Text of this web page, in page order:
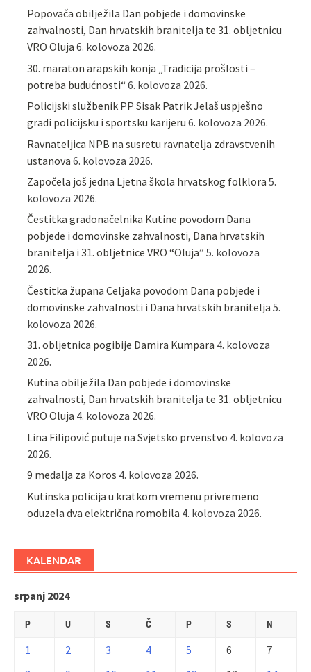
Popovača obilježila Dan pobjede i domovinske
zahvalnosti, Dan hrvatskih branitelja te 31. obljetnicu
VRO Oluja 6. kolovoza 2026.
30. maraton arapskih konja „Tradicija prošlosti –
potreba budućnosti“ 6. kolovoza 2026.
Policijski službenik PP Sisak Patrik Jelaš uspješno
gradi policijsku i sportsku karijeru 6. kolovoza 2026.
Ravnateljica NPB na susretu ravnatelja zdravstvenih
ustanova 6. kolovoza 2026.
Započela još jedna Ljetna škola hrvatskog folklora 5.
kolovoza 2026.
Čestitka gradonačelnika Kutine povodom Dana
pobjede i domovinske zahvalnosti, Dana hrvatskih
branitelja i 31. obljetnice VRO “Oluja” 5. kolovoza
2026.
Čestitka župana Celjaka povodom Dana pobjede i
domovinske zahvalnosti i Dana hrvatskih branitelja 5.
kolovoza 2026.
31. obljetnica pogibije Damira Kumpara 4. kolovoza
2026.
Kutina obilježila Dan pobjede i domovinske
zahvalnosti, Dan hrvatskih branitelja te 31. obljetnicu
VRO Oluja 4. kolovoza 2026.
Lina Filipović putuje na Svjetsko prvenstvo 4. kolovoza
2026.
9 medalja za Koros 4. kolovoza 2026.
Kutinska policija u kratkom vremenu privremeno
oduzela dva električna romobila 4. kolovoza 2026.
KALENDAR
srpanj 2024
P U S Č P S N
1 2 3 4 5 6
7